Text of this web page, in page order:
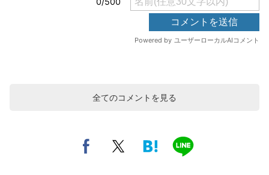
全てのコメントを見る